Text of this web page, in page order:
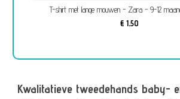
T-shirt met lange mouwen - Zara - 9-12
€ 1,50
Kwalitatieve tweedehands baby-